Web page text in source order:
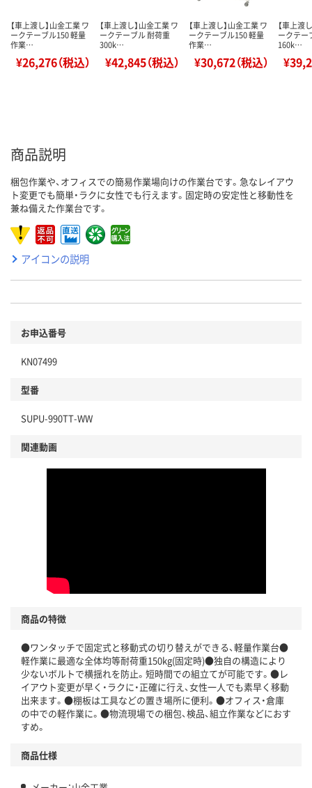
【車上渡し】山金工業 ワ
ークテーブル150 軽量
作業…
¥26,276（税込）
【車上渡し】山金工業 ワ
ークテーブル 耐荷重
300k…
¥42,845（税込）
【車上渡し】山金工業 ワ
ークテーブル150 軽量
作業…
¥30,672（税込）
【車上渡
ークテー
160k…
商品説明
梱包作業や、オフィスでの簡易作業場向けの作業台です。急なレイアウ
ト変更でも簡単・ラクに女性でも行えます。固定時の安定性と移動性を
兼ね備えた作業台です。
アイコンの説明
お申込番号
KN07499
型番
SUPU-990TT-WW
関連動画
商品の特徴
●ワンタッチで固定式と移動式の切り替えができる、軽量作業台●
軽作業に最適な全体均等耐荷重150kg(固定時)●独自の構造により
少ないボルトで横揺れを防止。短時間での組立てが可能です。●レ
イアウト変更が早く・ラクに・正確に行え、女性一人でも素早く移動
出来ます。●棚板は工具などの置き場所に便利。●オフィス・倉庫
の中での軽作業に。●物流現場での梱包、検品、組立作業などにおす
すめ。
商品仕様